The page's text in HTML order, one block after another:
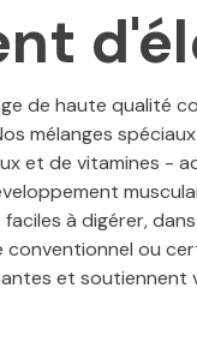
de haute qualité
mélanges
et de vitamines -
à digérer,
conventionnel ou
et soutiennent